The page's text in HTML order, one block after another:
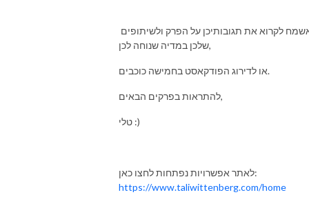
שלכן במדיה שנוחה לכן,
או לדירוג הפודקאסט בחמישה כוכבים.
להתראות בפרקים הבאים,
טלי :)
לאתר אפשרויות נפתחות לחצו כאן:
https://www.taliwittenberg.com/home